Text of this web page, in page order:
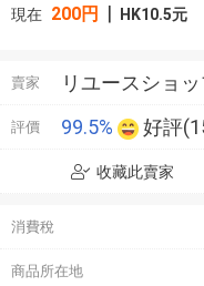
現在 200円 | HK10.5元
賣家 リユースショ
評價 99.5% 好評
收藏此賣家
消費稅
商品所在地